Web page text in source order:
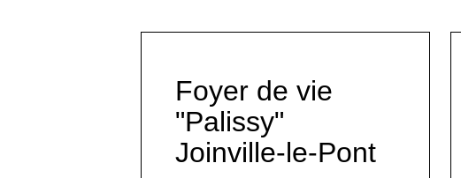
Foyer de vie
"Palissy"
Joinville-le-Pont